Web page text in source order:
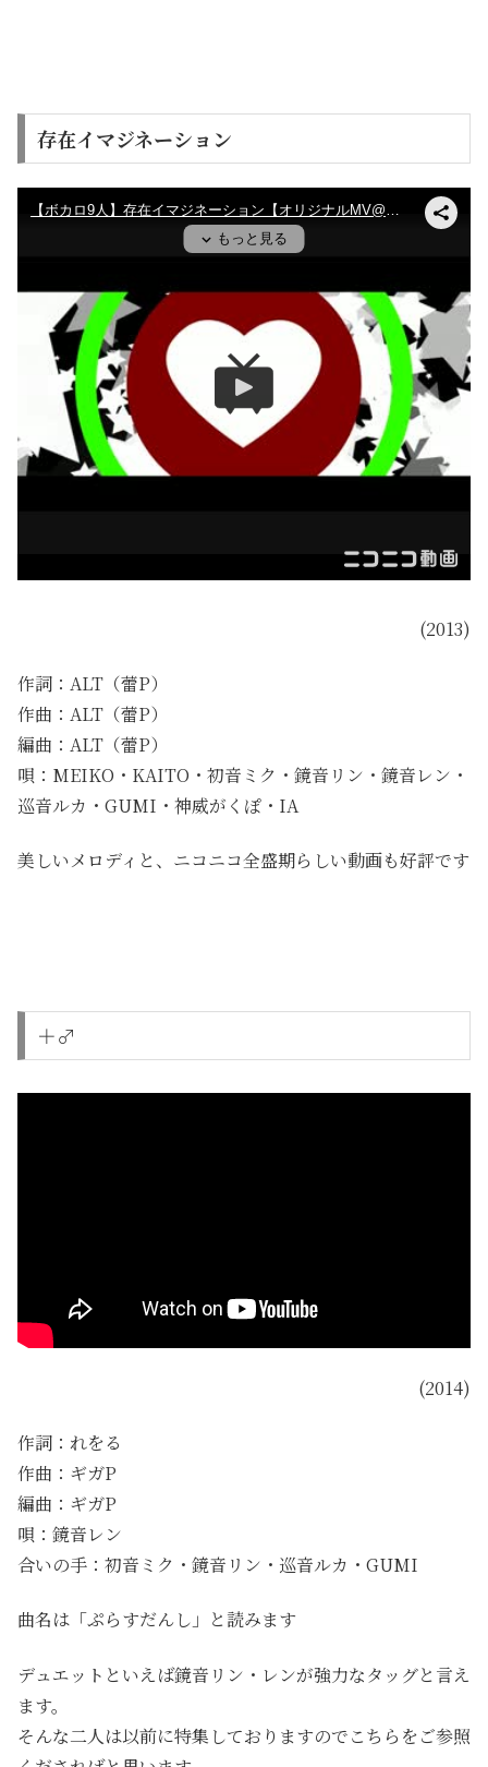
存在イマジネーション
(2013)
作詞：ALT（蕾P）
作曲：ALT（蕾P）
編曲：ALT（蕾P）
唄：MEIKO・KAITO・初音ミク・鏡音リン・鏡音レン・
巡音ルカ・GUMI・神威がくぽ・IA
美しいメロディと、ニコニコ全盛期らしい動画も好評です
＋♂
(2014)
作詞：れをる
作曲：ギガP
編曲：ギガP
唄：鏡音レン
合いの手：初音ミク・鏡音リン・巡音ルカ・GUMI
曲名は「ぷらすだんし」と読みます
デュエットといえば鏡音リン・レンが強力なタッグと言え
ます。
そんな二人は以前に特集しておりますのでこちらをご参照